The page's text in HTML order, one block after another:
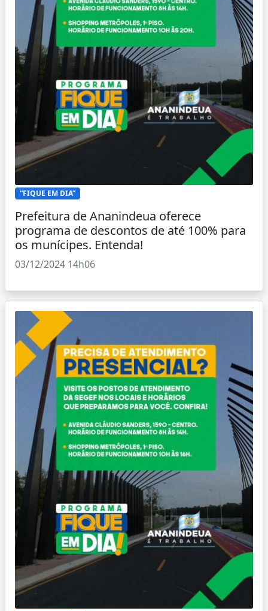
“FIQUE EM DIA”
Prefeitura de Ananindeua oferece
programa de descontos de até 100% para
os munícipes. Entenda!
03/12/2024 14h06